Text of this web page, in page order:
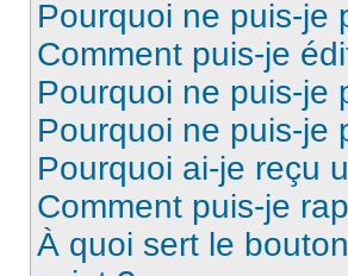
Pourquoi ne puis-je
Comment puis-je
Pourquoi ne puis-je
Pourquoi ne puis-je
Pourquoi ai-je reçu
Comment puis-je
À quoi sert le